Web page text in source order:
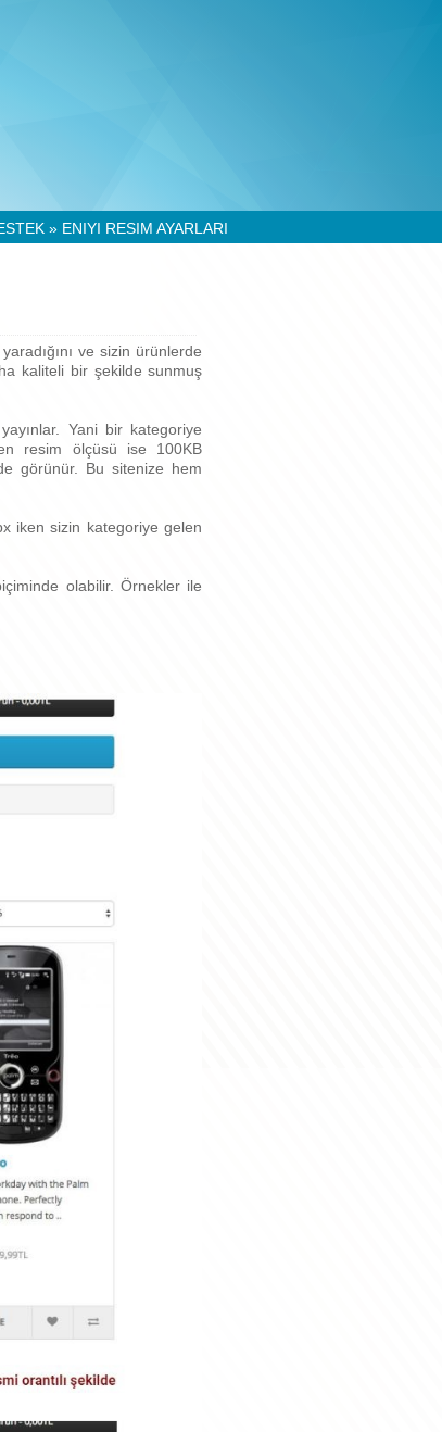
» ENIYI RESIM AYARLARI
ve sizin ürünlerde
kaliteli bir şekilde sunmuş
Yani bir kategoriye
resim ölçüsü ise 100KB
görünür. Bu sitenize hem
iken sizin kategoriye gelen
olabilir. Örnekler ile